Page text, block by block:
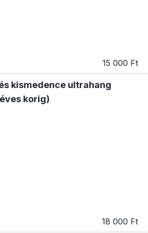
15 000 Ft
kismedence ultrahang
korig)
18 000 Ft